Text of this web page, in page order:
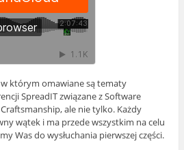
którym omawiane są tematy
SpreadIT związane z Software
ale nie tylko. Każdy
wątek i ma przede wszystkim na celu
Was do wysłuchania pierwszej części.